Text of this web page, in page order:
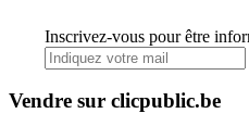
Inscrivez-vous pour être
Vendre sur clicpublic.be